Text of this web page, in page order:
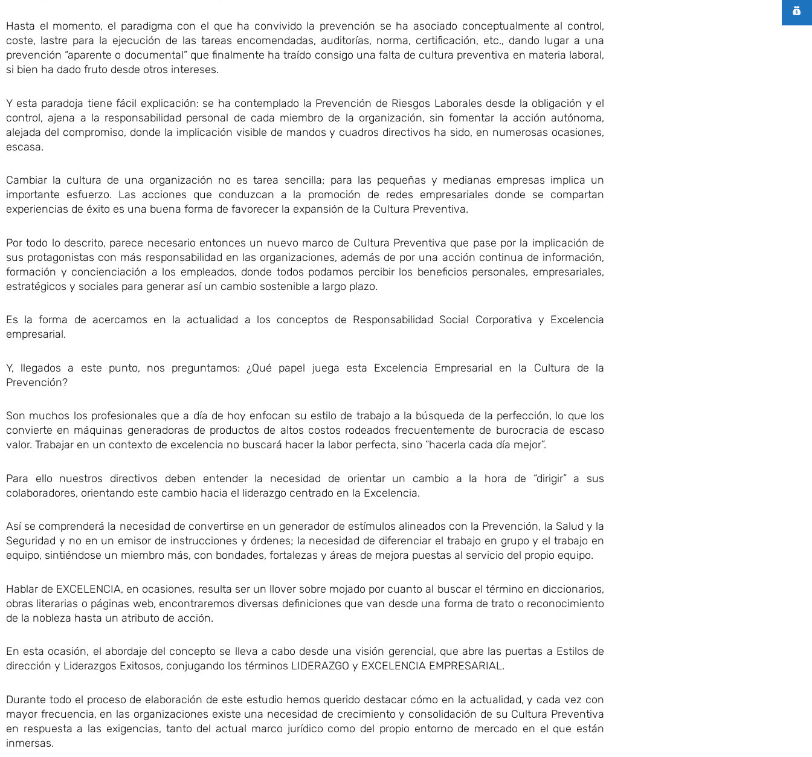
Hasta el momento, el paradigma con el que ha convivido la prevención se ha asociado conceptualmente al control,
coste, lastre para la ejecución de las tareas encomendadas, auditorías, norma, certificación, etc., dando lugar a una
prevención “aparente o documental” que finalmente ha traído consigo una falta de cultura preventiva en materia laboral,
si bien ha dado fruto desde otros intereses.
Y esta paradoja tiene fácil explicación: se ha contemplado la Prevención de Riesgos Laborales desde la obligación y el
control, ajena a la responsabilidad personal de cada miembro de la organización, sin fomentar la acción autónoma,
alejada del compromiso, donde la implicación visible de mandos y cuadros directivos ha sido, en numerosas ocasiones,
escasa.
Cambiar la cultura de una organización no es tarea sencilla; para las pequeñas y medianas empresas implica un
importante esfuerzo. Las acciones que conduzcan a la promoción de redes empresariales donde se compartan
experiencias de éxito es una buena forma de favorecer la expansión de la Cultura Preventiva.
Por todo lo descrito, parece necesario entonces un nuevo marco de Cultura Preventiva que pase por la implicación de
sus protagonistas con más responsabilidad en las organizaciones, además de por una acción continua de información,
formación y concienciación a los empleados, donde todos podamos percibir los beneficios personales, empresariales,
estratégicos y sociales para generar así un cambio sostenible a largo plazo.
Es la forma de acercamos en la actualidad a los conceptos de Responsabilidad Social Corporativa y Excelencia
empresarial.
Y, llegados a este punto, nos preguntamos: ¿Qué papel juega esta Excelencia Empresarial en la Cultura de la
Prevención?
Son muchos los profesionales que a día de hoy enfocan su estilo de trabajo a la búsqueda de la perfección, lo que los
convierte en máquinas generadoras de productos de altos costos rodeados frecuentemente de burocracia de escaso
valor. Trabajar en un contexto de excelencia no buscará hacer la labor perfecta, sino “hacerla cada día mejor”.
Para ello nuestros directivos deben entender la necesidad de orientar un cambio a la hora de “dirigir” a sus
colaboradores, orientando este cambio hacia el liderazgo centrado en la Excelencia.
Así se comprenderá la necesidad de convertirse en un generador de estímulos alineados con la Prevención, la Salud y la
Seguridad y no en un emisor de instrucciones y órdenes; la necesidad de diferenciar el trabajo en grupo y el trabajo en
equipo, sintiéndose un miembro más, con bondades, fortalezas y áreas de mejora puestas al servicio del propio equipo.
Hablar de EXCELENCIA, en ocasiones, resulta ser un llover sobre mojado por cuanto al buscar el término en diccionarios,
obras literarias o páginas web, encontraremos diversas definiciones que van desde una forma de trato o reconocimiento
de la nobleza hasta un atributo de acción.
En esta ocasión, el abordaje del concepto se lleva a cabo desde una visión gerencial, que abre las puertas a Estilos de
dirección y Liderazgos Exitosos, conjugando los términos LIDERAZGO y EXCELENCIA EMPRESARIAL.
Durante todo el proceso de elaboración de este estudio hemos querido destacar cómo en la actualidad, y cada vez con
mayor frecuencia, en las organizaciones existe una necesidad de crecimiento y consolidación de su Cultura Preventiva
en respuesta a las exigencias, tanto del actual marco jurídico como del propio entorno de mercado en el que están
inmersas.